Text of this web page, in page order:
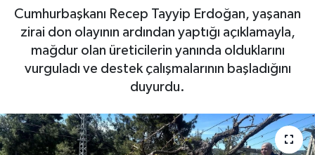
Cumhurbaşkanı Recep Tayyip Erdoğan, yaşanan
zirai don olayının ardından yaptığı açıklamayla,
mağdur olan üreticilerin yanında olduklarını
vurguladı ve destek çalışmalarının başladığını
duyurdu.
Künye
Son Dakika Haberleri
Haber Arşivi